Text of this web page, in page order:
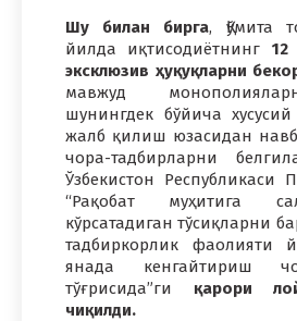
Шу билан бирга, Қўмита
йилда иқтисодиётнинг 12
эксклюзив ҳуқуқларни
мавжуд
шунингдек бўйича
жалб қилиш юзасидан
чора-тадбирларни
Ўзбекистон Республикаси
“Рақобат муҳитига
кўрсатадиган тўсиқларни
тадбиркорлик фаолияти
янада кенгайтириш
тўғрисида”ги қарори
чиқилди.